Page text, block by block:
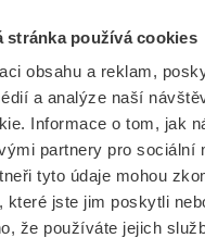
stránka používá cookies
obsahu a reklam,
a analýze naší
Informace o tom, jak
partnery pro sociální
tyto údaje mohou
které jste jim poskytli
že používáte jejich
Kód výrobce
R.8173M
Značka
MALPRO